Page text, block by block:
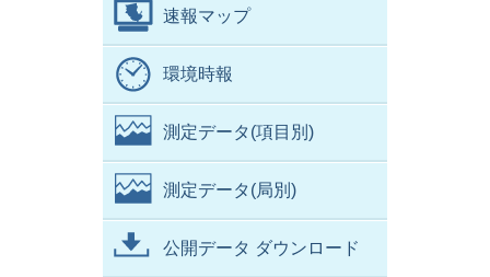
速報マップ
環境時報
測定データ(項目別)
測定データ(局別)
公開データ ダウンロード